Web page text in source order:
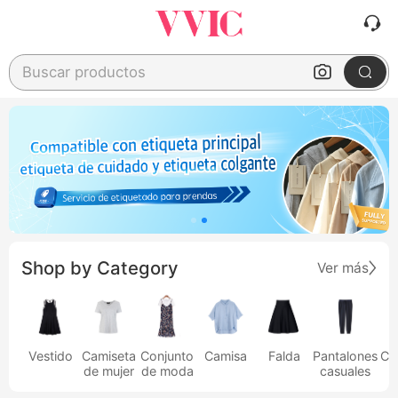
Buscar productos
Shop by Category Ver más
Vestido
Camiseta
de mujer
Conjunto
de moda
Camisa Falda
Pantalones
casuales